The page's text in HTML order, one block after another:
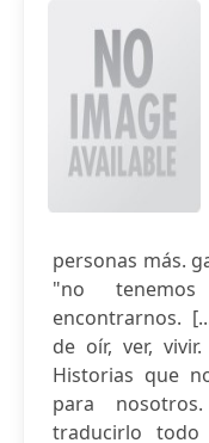
personas más.
"no
encontrarnos.
de oír, ver,
Historias que
para
traducirlo